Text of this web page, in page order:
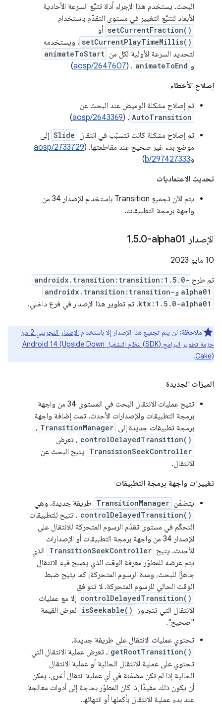
البحث. يستخدم هذا الإجراء أداة تتبُّع السرعة الأحادية
الأبعاد لتتبُّع التغيير في مستوى التقدّم باستخدام
setCurrentFraction() أو
setCurrentPlayTimeMillis() ، ويستخدمه
لتحديد السرعة الأولية لكل من animateToStart
و animateToEnd
. (
aosp/2647607
)
إصلاح الأخطاء
تم إصلاح مشكلة الوميض عند البحث عن
AutoTransition
. (
aosp/2643369
)
تم إصلاح مشكلة كانت تتسبّب في انتقال Slide إلى
موضع بدء غير صحيح عند مقاطعتها. (aosp/2733729
وb/297427333
)
تحديث الاعتماديات
يتم الآن تجميع Transition باستخدام الإصدار 34 من
واجهة برمجة التطبيقات.
الإصدار ‎1 .5.0-alpha01
‫10 مايو 2023
تم طرح androidx.transition:transition:1.5.0-
alpha01 وandroidx.transition:transition-
ktx:1.5.0-alpha01. تم تطوير هذا الإصدار في فرع داخلي.
ملاحظة: لن يتم تجميع هذا الإصدار إلا باستخدام
الإصدار التجريبي 2 من
حزمة تطوير البرامج (SDK) لنظام التشغيل Android 14 (Upside Down
Cake)
.
الميزات الجديدة
تتيح عمليات الانتقال البحث في المستوى 34 من واجهة
برمجة التطبيقات والإصدارات الأحدث. تمت إضافة واجهة
برمجة تطبيقات جديدة إلى TransitionManager ،
controlDelayedTransition() ، تعرض
TransisionSeekController يتيح البحث عن
الانتقال.
تغييرات واجهة برمجة التطبيقات
يتضمّن TransitionManager طريقة جديدة، وهي
controlDelayedTransition() ، تتيح للتطبيقات
التحكّم في مستوى تقدّم الرسوم المتحركة للانتقال على
الإصدار 34 من واجهة برمجة التطبيقات أو الإصدارات
الأحدث. يتيح TransitionSeekController الذي
يتم عرضه للمطوّر معرفة الوقت الذي يصبح فيه الانتقال
جاهزًا للبحث، ومدة الرسوم المتحركة، كما يتيح ضبط
الوقت الحالي للرسوم المتحركة. لا تتوافق
controlDelayedTransition() إلا مع عمليات
الانتقال التي تتجاوز
isSeekable() لعرض القيمة
"صحيح".
تحتوي عمليات الانتقال على طريقة جديدة،
getRootTransition() ، تعرض عملية الانتقال التي
تحتوي على عملية الانتقال الحالية أو عملية الانتقال
الحالية إذا لم تكن مضمّنة في أي عملية انتقال أخرى. يمكن
أن يكون ذلك مفيدًا إذا كان المطوّر بحاجة إلى أدوات معالجة
عند بدء عملية الانتقال بأكملها أو انتهائها.